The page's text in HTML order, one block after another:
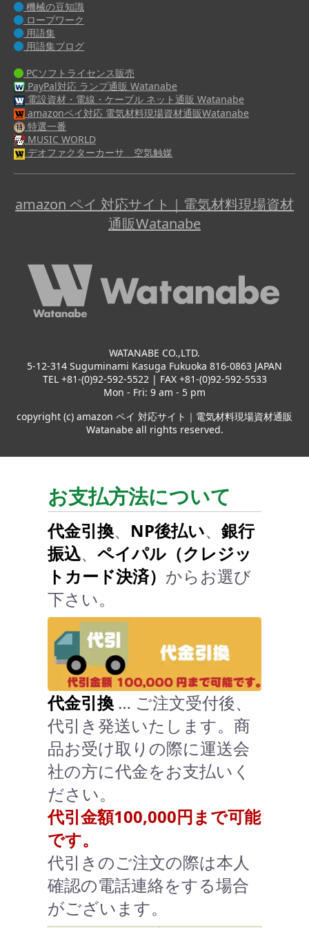
機械の豆知識
ロープワーク
用語集
用語集ブログ
PCソフトライセンス販売
PayPal対応 ランプ通販 Watanabe
電設資材・電線・ケーブル ネット通販 Watanabe
amazonペイ対応 電気材料現場資材通販Watanabe
特選一番
MUSIC WORLD
デオファクターカーサ 空気触媒
amazon ペイ 対応サイト｜電気材料現場資材
通販Watanabe
WATANABE CO.,LTD.
5-12-314 Suguminami Kasuga Fukuoka 816-0863 JAPAN
TEL +81-(0)92-592-5522 | FAX +81-(0)92-592-5533
Mon - Fri: 9 am - 5 pm
copyright (c) amazon ペイ 対応サイト｜電気材料現場資材通販
Watanabe all rights reserved.
お支払方法について
代金引換、 NP後払い、 銀行
振込、 ペイパル（クレジッ
トカード決済） からお選び
下さい。
代金引換 … ご注文受付後、
代引き発送いたします。商
品お受け取りの際に運送会
社の方に代金をお支払いく
ださい。
代引金額100,000円まで可能
です。
代引きのご注文の際は本人
確認の電話連絡をする場合
がございます。